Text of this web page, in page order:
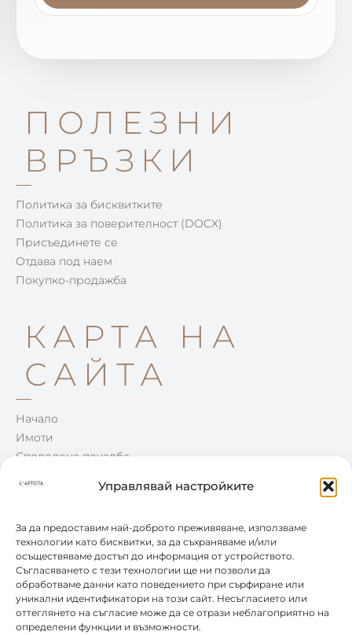
Управлявай настройките
За да предоставим най-доброто преживяване, използваме
технологии като бисквитки, за да съхраняваме и/или
осъществяваме достъп до информация от устройството.
Съгласяването с тези технологии ще ни позволи да
обработваме данни като поведението при сърфиране или
уникални идентификатори на този сайт. Несъгласието или
оттеглянето на съгласие може да се отрази неблагоприятно на
определени функции и възможности.
ПОЛЕЗНИ
ВРЪЗКИ
Политика за бисквитките
Политика за поверителност (DOCX)
Присъединете се
Отдава под наем
Покупко-продажба
КАРТА НА
САЙТА
Начало
Имоти
Споделена печалба
КОНТАКТИ
0877 888 804
office@leartista.bg